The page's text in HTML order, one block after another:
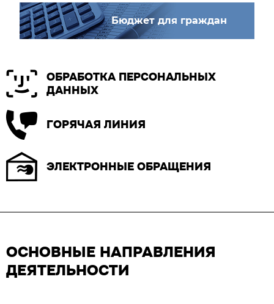
Бюджет для граждан
ОБРАБОТКА ПЕРСОНАЛЬНЫХ
ДАННЫХ
ГОРЯЧАЯ ЛИНИЯ
ЭЛЕКТРОННЫЕ ОБРАЩЕНИЯ
ОСНОВНЫЕ НАПРАВЛЕНИЯ
ДЕЯТЕЛЬНОСТИ